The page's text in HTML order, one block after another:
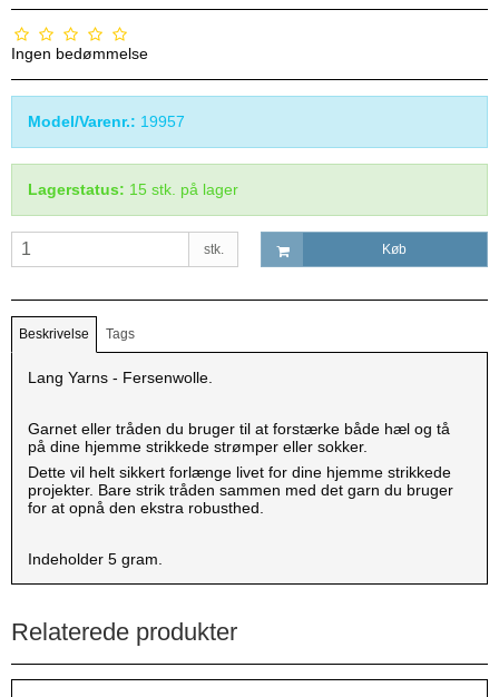
Ingen bedømmelse
Model/Varenr.: 19957
Lagerstatus: 15 stk. på lager
stk. Køb
Beskrivelse Tags
Lang Yarns - Fersenwolle.
Garnet eller tråden du bruger til at forstærke både hæl og tå
på dine hjemme strikkede strømper eller sokker.
Dette vil helt sikkert forlænge livet for dine hjemme strikkede
projekter. Bare strik tråden sammen med det garn du bruger
for at opnå den ekstra robusthed.
Indeholder 5 gram.
Relaterede produkter